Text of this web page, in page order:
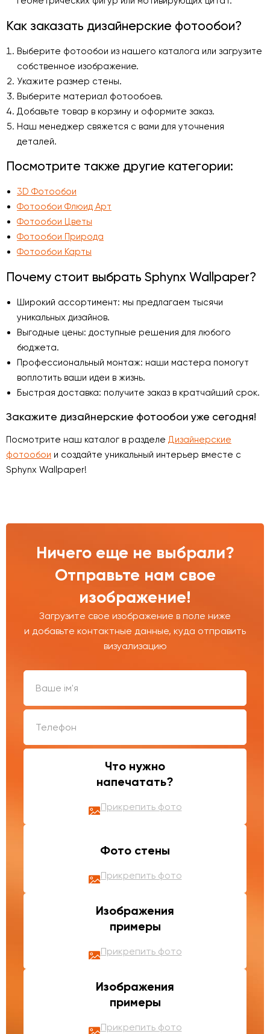
Как заказать дизайнерские фотообои?
Выберите фотообои из нашего каталога или загрузите
собственное изображение.
Укажите размер стены.
Выберите материал фотообоев.
Добавьте товар в корзину и оформите заказ.
Наш менеджер свяжется с вами для уточнения
деталей.
Посмотрите также другие категории:
3D Фотообои
Фотообои Флюид Арт
Фотообои Цветы
Фотообои Природа
Фотообои Карты
Почему стоит выбрать Sphynx Wallpaper?
Широкий ассортимент: мы предлагаем тысячи
уникальных дизайнов.
Выгодные цены: доступные решения для любого
бюджета.
Профессиональный монтаж: наши мастера помогут
воплотить ваши идеи в жизнь.
Быстрая доставка: получите заказ в кратчайший срок.
Закажите дизайнерские фотообои уже сегодня!
Посмотрите наш каталог в разделе Дизайнерские
фотообои и создайте уникальный интерьер вместе с
Sphynx Wallpaper!
Ничего еще не выбрали?
Отправьте нам свое
изображение!
Загрузите свое изображение в поле ниже
и добавьте контактные данные, куда отправить
визуализацию
Что нужно
напечатать?
Прикрепить фото
Фото стены
Прикрепить фото
Изображения
примеры
Прикрепить фото
Изображения
примеры
Прикрепить фото